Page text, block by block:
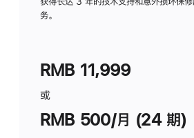
务。
RMB 11,999
或
RMB 500/月 (24 期)